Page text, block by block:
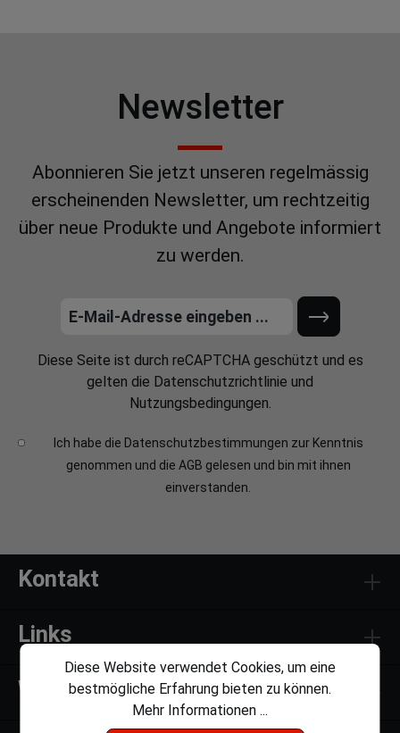
Newsletter
Abonnieren Sie jetzt unseren regelmässig
erscheinenden Newsletter, um rechtzeitig
über neue Produkte und Angebote informiert
zu werden.
Diese Seite ist durch reCAPTCHA geschützt und es
gelten die Datenschutzrichtlinie und
Nutzungsbedingungen.
Ich habe die Datenschutzbestimmungen zur Kenntnis
genommen und die AGB gelesen und bin mit ihnen
einverstanden.
Kontakt
Links
Weiteres
Diese Website verwendet Cookies, um eine
bestmögliche Erfahrung bieten zu können.
Mehr Informationen ...